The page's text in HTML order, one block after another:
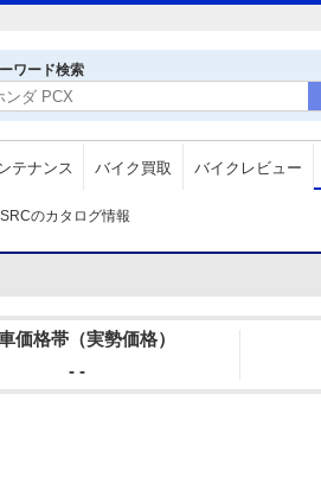
ワード検索
テナンス バイク買取 バイクレビュー
のカタログ情報
価格帯（実勢価格）
- -